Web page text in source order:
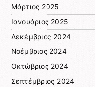
Μάρτιος 2025
Ιανουάριος 2025
Δεκέμβριος 2024
Νοέμβριος 2024
Οκτώβριος 2024
Σεπτέμβριος 2024